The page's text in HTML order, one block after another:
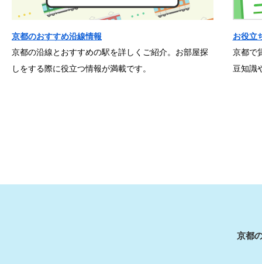
京都のおすすめ沿線情報
京都の沿線とおすすめの駅を詳しくご紹介。お部屋探
しをする際に役立つ情報が満載です。
お役立
京都で
豆知識
京都